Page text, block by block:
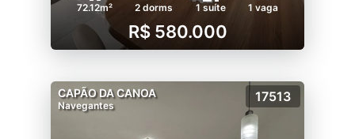
72.12m² 2 dorms 1 suíte 1 vaga
R$ 580.000
CAPÃO DA CANOA
Navegantes
17513